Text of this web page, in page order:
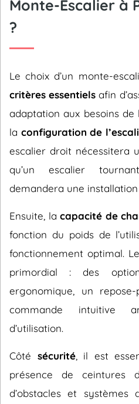
Monte-Escalier à
?
Le choix d’un monte-
critères essentiels afin
adaptation aux besoins de
la configuration de
escalier droit nécessitera
qu’un escalier
demandera une
Ensuite, la capacité de
fonction du poids de
fonctionnement optimal. Le
primordial : des
ergonomique, un
commande intuitive
d’utilisation.
Côté sécurité, il est
présence de ceintures
d’obstacles et systèmes